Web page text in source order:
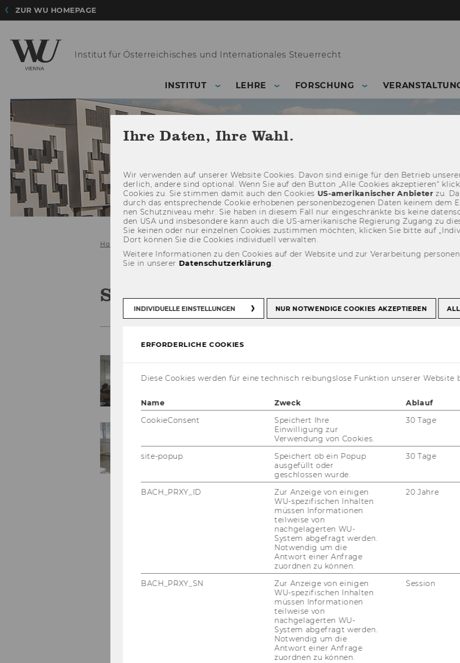
ZUR WU HOMEPAGE
Institut für Österreichisches und Internationales Steuerrecht
INSTITUT LEHRE FORSCHUNG
Home Service Galerie 2011 Semesterclosing am 27.6.2011
Semesterclosing am 27.6.2011
Ihre Daten, Ihre Wahl.
Wir ver­wen­den auf un­se­rer Web­site Coo­kies. Davon sind ei­ni­ge für den Be­trieb
der­lich, an­de­re sind op­tio­nal. Wenn Sie auf den But­ton „Alle Coo­kies ak­zep­tie­ren“
Coo­kies zu. Sie stim­men damit auch den Coo­kies US-​amerikanischer An­bie­terzu.
durch das ent­spre­chen­de Coo­kie er­ho­be­nen per­so­nen­be­zo­ge­nen Daten kei­nem dem
nen Schutz­ni­veau mehr. Sie haben in die­sem Fall nur ein­ge­schränk­te bis keine
den USA und ins­be­son­de­re kann auch die US-​amerikanische Re­gie­rung Zu­gang zu
Sie kei­nen oder nur ein­zel­nen Coo­kies zu­stim­men möch­ten, kli­cken Sie bitte auf
Dort kön­nen Sie die Coo­kies in­di­vi­du­ell ver­wal­ten.
Weitere Informationen zu den Cookies auf der Website und zur Verarbeitung
Sie in unserer Datenschutzerklärung.
INDIVIDUELLE EINSTELLUNGEN NUR NOTWENDIGE COOKIES AKZEPTIEREN
ERFORDERLICHE COOKIES
Diese Cookies werden für eine technisch reibungslose Funktion unserer Website
Name Zweck Ablauf
CookieConsent
Speichert Ihre
Einwilligung zur
Verwendung von Cookies.
30 Tage
site-popup
Speichert ob ein Popup
ausgefüllt oder
geschlossen wurde.
30 Tage
BACH_PRXY_ID
Zur Anzeige von einigen
WU-spezifischen Inhalten
müssen Informationen
teilweise von
nachgelagerten WU-
System abgefragt werden.
Notwendig um die
Antwort einer Anfrage
zuordnen zu können.
20 Jahre
BACH_PRXY_SN
Zur Anzeige von einigen
WU-spezifischen Inhalten
müssen Informationen
teilweise von
nachgelagerten WU-
System abgefragt werden.
Notwendig um die
Antwort einer Anfrage
zuordnen zu können.
Session